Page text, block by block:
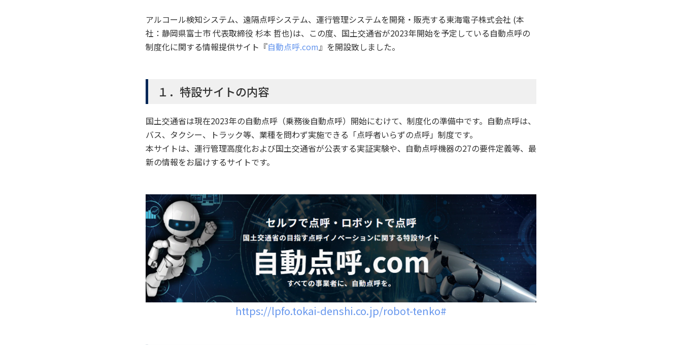
アルコール検知システム、遠隔点呼システム、運行管理システムを開発・販売する東海電子株式会社 (本
社：静岡県富士市 代表取締役 杉本 哲也)は、この度、国土交通省が2023年開始を予定している自動点呼の
制度化に関する情報提供サイト『自動点呼.com』を開設致しました。
１．特設サイトの内容
国土交通省は現在2023年の自動点呼（乗務後自動点呼）開始にむけて、制度化の準備中です。自動点呼は、
バス、タクシー、トラック等、業種を問わず実施できる「点呼者いらずの点呼」制度です。
本サイトは、運行管理高度化および国土交通省が公表する実証実験や、自動点呼機器の27の要件定義等、最
新の情報をお届けするサイトです。
https://lpfo.tokai-denshi.co.jp/robot-tenko#